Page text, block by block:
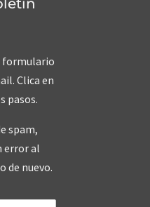
formulario
Clica en
pasos.
spam,
error al
de nuevo.